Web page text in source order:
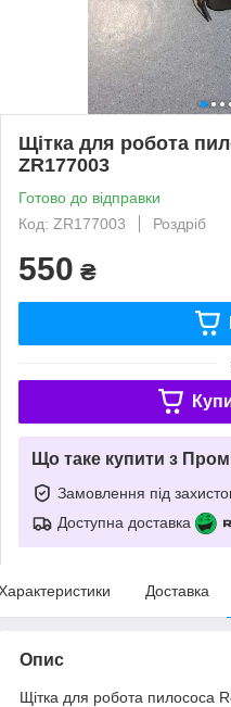
Щітка для робота
ZR177003
Готово до відправки
Код: ZR177003
Роздріб
550 ₴
Що таке купити з
Замовлення під
Доступна доставка
Доставка
Опис
Щітка для робота пилососа